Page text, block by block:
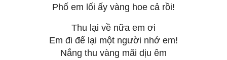
Phố em lối ấy vàng hoe cả rồi!
Thu lại về nữa em ơi
Em đi để lại một người nhớ em!
Nắng thu vàng mãi dịu êm